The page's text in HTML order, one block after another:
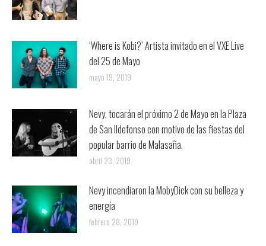
‘Where is Kobi?’ Artista invitado en el VXE Live
del 25 de Mayo
mayo 19, 2019
Nevy, tocarán el próximo 2 de Mayo en la Plaza
de San Ildefonso con motivo de las fiestas del
popular barrio de Malasaña.
abril 23, 2019
Nevy incendiaron la MobyDick con su belleza y
energía
febrero 28, 2019